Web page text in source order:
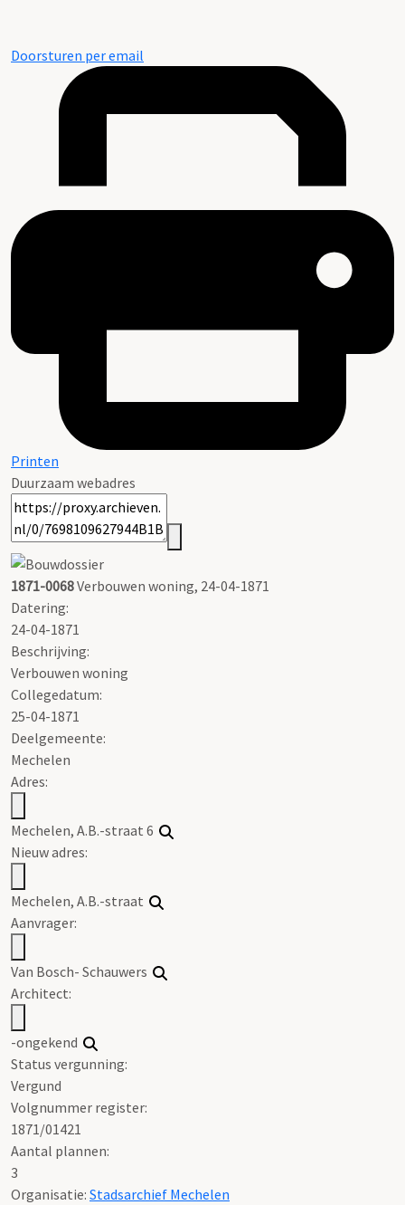
Doorsturen per email
Printen
Duurzaam webadres
1871-0068Verbouwen woning, 24-04-1871
Datering:
24-04-1871
Beschrijving:
Verbouwen woning
Collegedatum:
25-04-1871
Deelgemeente:
Mechelen
Adres:
Mechelen, A.B.-straat 6
Nieuw adres:
Mechelen, A.B.-straat
Aanvrager:
Van Bosch- Schauwers
Architect:
-ongekend
Status vergunning:
Vergund
Volgnummer register:
1871/01421
Aantal plannen:
3
Organisatie: Stadsarchief Mechelen